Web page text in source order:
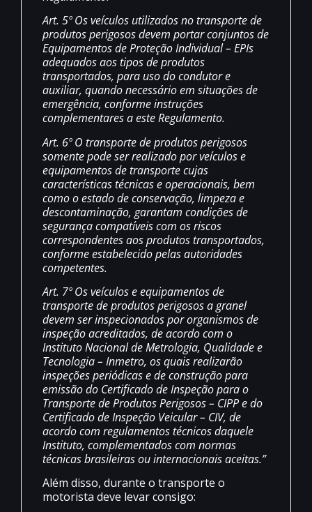
Art. 5º Os veículos utilizados no transporte de
produtos perigosos devem portar conjuntos de
Equipamentos de Proteção Individual – EPIs
adequados aos tipos de produtos
transportados, para uso do condutor e
auxiliar, quando necessário em situações de
emergência, conforme instruções
complementares a este Regulamento.
Art. 6º O transporte de produtos perigosos
somente pode ser realizado por veículos e
equipamentos de transporte cujas
características técnicas e operacionais, bem
como o estado de conservação, limpeza e
descontaminação, garantam condições de
segurança compatíveis com os riscos
correspondentes aos produtos transportados,
conforme estabelecido pelas autoridades
competentes.
Art. 7º Os veículos e equipamentos de
transporte de produtos perigosos a granel
devem ser inspecionados por organismos de
inspeção acreditados, de acordo com o
Instituto Nacional de Metrologia, Qualidade e
Tecnologia – Inmetro, os quais realizarão
inspeções periódicas e de construção para
emissão do Certificado de Inspeção para o
Transporte de Produtos Perigosos – CIPP e do
Certificado de Inspeção Veicular – CIV, de
acordo com regulamentos técnicos daquele
Instituto, complementados com normas
técnicas brasileiras ou internacionais aceitas.”
Além disso, durante o transporte o
motorista deve levar consigo: